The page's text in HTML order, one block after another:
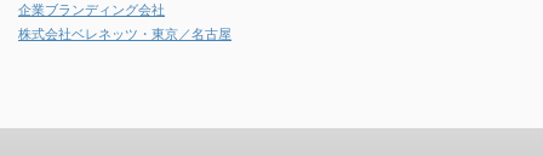
企業ブランディング会社
株式会社ベレネッツ・東京／名古屋